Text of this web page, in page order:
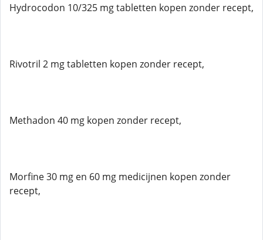
Hydrocodon 10/325 mg tabletten kopen zonder recept,
Rivotril 2 mg tabletten kopen zonder recept,
Methadon 40 mg kopen zonder recept,
Morfine 30 mg en 60 mg medicijnen kopen zonder
recept,